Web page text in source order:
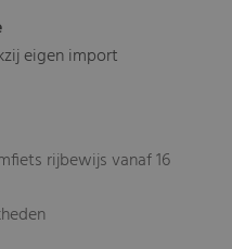
eigen import
rijbewijs vanaf 16